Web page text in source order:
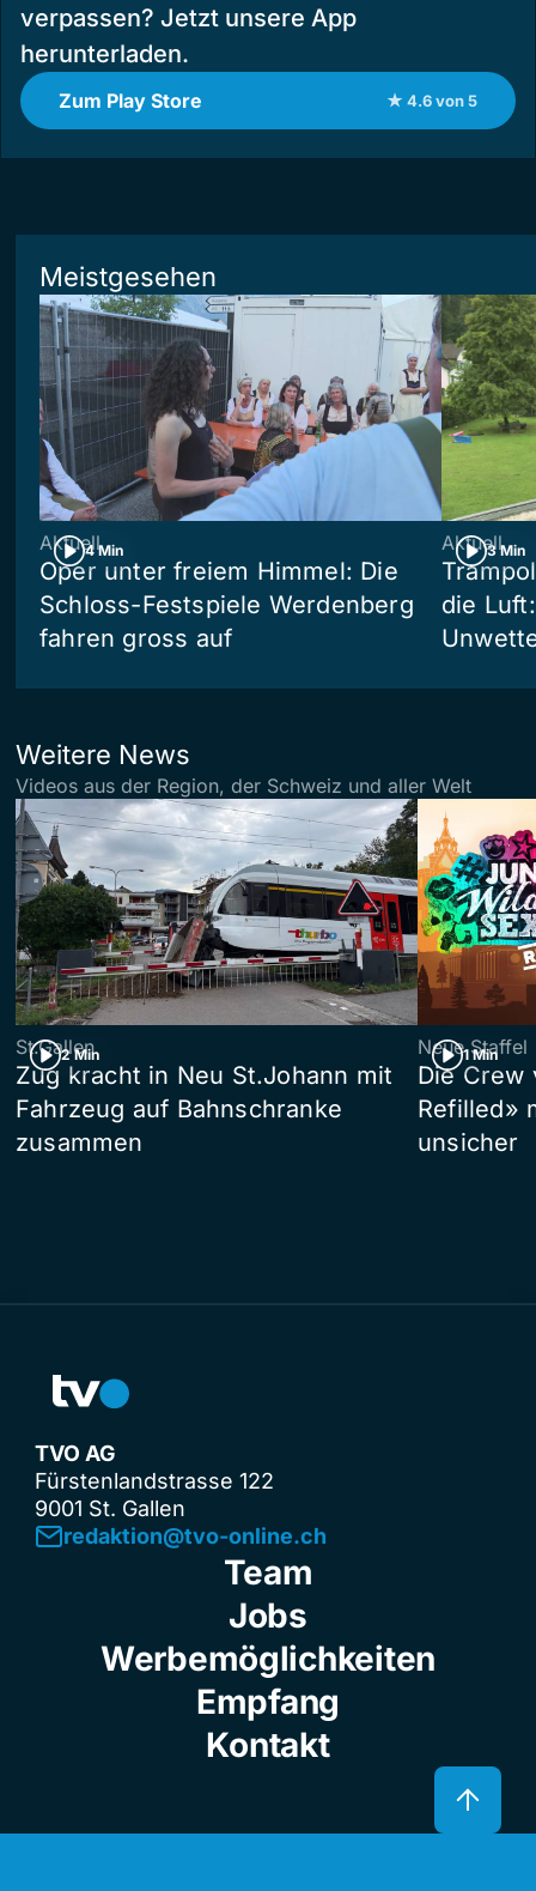
verpassen? Jetzt unsere App
herunterladen.
Zum Play Store ★ 4.6 von 5
Meistgesehen
4 Min
Aktuell
Oper unter freiem Himmel: Die
Schloss-Festspiele Werdenberg
fahren gross auf
3 Min
Aktuell
die
Weitere News
Videos aus der Region, der Schweiz und aller Welt
2 Min
St.Gallen
Zug kracht in Neu St.Johann mit
Fahrzeug auf Bahnschranke
zusammen
1 Min
Neue Staffel
Die Crew
Refilled»
unsicher
TVO AG
Fürstenlandstrasse 122
9001 St. Gallen
redaktion@tvo-online.ch
Team
Jobs
Werbemöglichkeiten
Empfang
Kontakt